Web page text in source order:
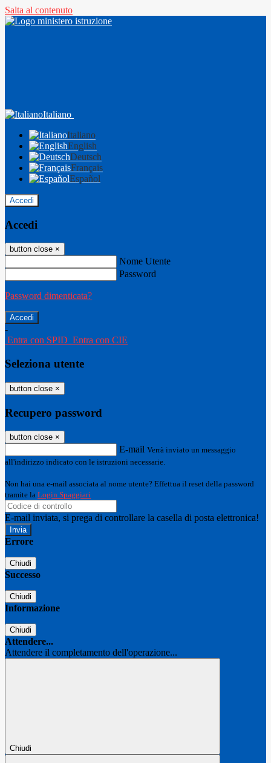
Salta al contenuto
Italiano
Italiano
English
Deutsch
Français
Español
Accedi
Accedi
button close ×
Nome Utente
Password
Password dimenticata?
-
Entra con SPID Entra con CIE
Seleziona utente
button close ×
Recupero password
button close ×
E-mail Verrà inviato un messaggio
all'indirizzo indicato con le istruzioni necessarie.
Non hai una e-mail associata al nome utente? Effettua il reset della password
tramite la Login Spaggiari
E-mail inviata, si prega di controllare la casella di posta elettronica!
Errore
Chiudi
Successo
Chiudi
Informazione
Chiudi
Attendere...
Attendere il completamento dell'operazione...
Chiudi